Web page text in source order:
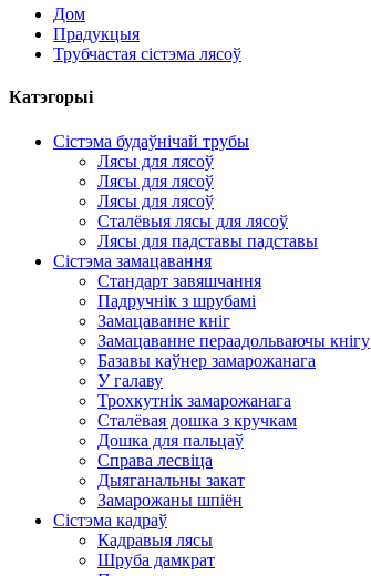
Дом
Прадукцыя
Трубчастая сістэма лясоў
Катэгорыі
Сістэма будаўнічай трубы
Лясы для лясоў
Лясы для лясоў
Лясы для лясоў
Сталёвыя лясы для лясоў
Лясы для падставы падставы
Сістэма замацавання
Стандарт завяшчання
Падручнік з шрубамі
Замацаванне кніг
Замацаванне пераадольваючы кнігу
Базавы каўнер замарожанага
У галаву
Трохкутнік замарожанага
Сталёвая дошка з кручкам
Дошка для пальцаў
Справа лесвіца
Дыяганальны закат
Замарожаны шпіён
Сістэма кадраў
Кадравыя лясы
Шруба дамкрат